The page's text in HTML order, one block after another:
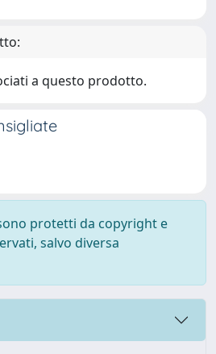
a questo prodotto.
protetti da copyright e
salvo diversa